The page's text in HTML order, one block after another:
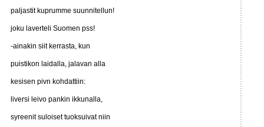
paljastit kuprumme suunnitellun!
joku laverteli Suomen pss!
-ainakin siit kerrasta, kun
puistikon laidalla, jalavan alla
kesisen pivn kohdattiin:
liversi leivo pankin ikkunalla,
syreenit suloiset tuoksuivat niin